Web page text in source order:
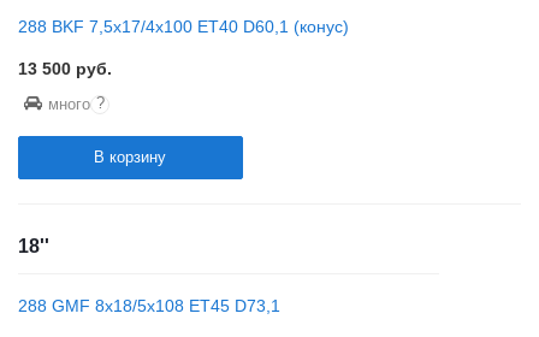
288 BKF 7,5x17/4x100 ET40 D60,1 (конус)
13 500 руб.
много ?
В корзину
18''
288 GMF 8x18/5x108 ET45 D73,1